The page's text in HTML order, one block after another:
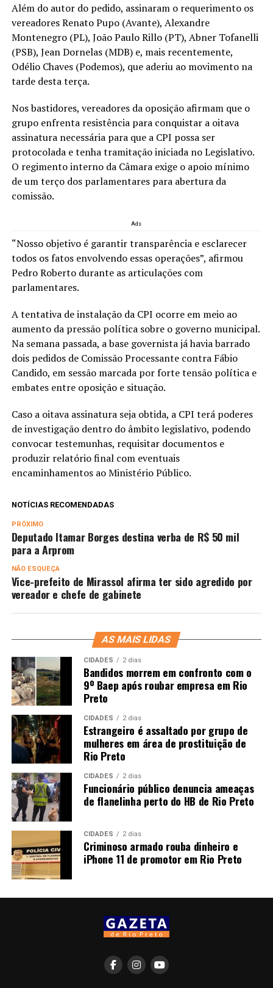
Além do autor do pedido, assinaram o requerimento os
vereadores Renato Pupo (Avante), Alexandre
Montenegro (PL), João Paulo Rillo (PT), Abner Tofanelli
(PSB), Jean Dornelas (MDB) e, mais recentemente,
Odélio Chaves (Podemos), que aderiu ao movimento na
tarde desta terça.
Nos bastidores, vereadores da oposição afirmam que o
grupo enfrenta resistência para conquistar a oitava
assinatura necessária para que a CPI possa ser
protocolada e tenha tramitação iniciada no Legislativo.
O regimento interno da Câmara exige o apoio mínimo
de um terço dos parlamentares para abertura da
comissão.
Ads
“Nosso objetivo é garantir transparência e esclarecer
todos os fatos envolvendo essas operações”, afirmou
Pedro Roberto durante as articulações com
parlamentares.
A tentativa de instalação da CPI ocorre em meio ao
aumento da pressão política sobre o governo municipal.
Na semana passada, a base governista já havia barrado
dois pedidos de Comissão Processante contra Fábio
Candido, em sessão marcada por forte tensão política e
embates entre oposição e situação.
Caso a oitava assinatura seja obtida, a CPI terá poderes
de investigação dentro do âmbito legislativo, podendo
convocar testemunhas, requisitar documentos e
produzir relatório final com eventuais
encaminhamentos ao Ministério Público.
NOTÍCIAS RECOMENDADAS
PRÓXIMO
Deputado Itamar Borges destina verba de R$ 50 mil
para a Arprom
NÃO ESQUEÇA
Vice-prefeito de Mirassol afirma ter sido agredido por
vereador e chefe de gabinete
AS MAIS LIDAS
CIDADES 2 dias
Bandidos morrem em confronto com o
9º Baep após roubar empresa em Rio
Preto
CIDADES 2 dias
Estrangeiro é assaltado por grupo de
mulheres em área de prostituição de
Rio Preto
CIDADES 2 dias
Funcionário público denuncia ameaças
de flanelinha perto do HB de Rio Preto
CIDADES 2 dias
Criminoso armado rouba dinheiro e
iPhone 11 de promotor em Rio Preto